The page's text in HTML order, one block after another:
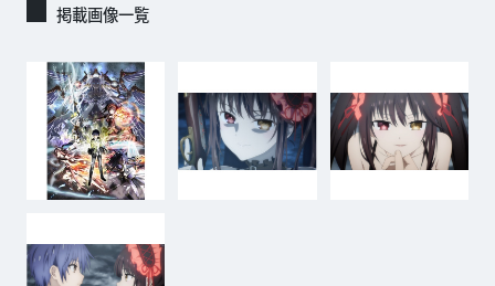
掲載画像一覧